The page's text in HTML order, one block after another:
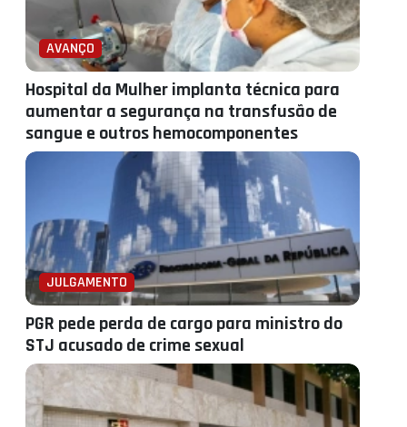
AVANÇO
Hospital da Mulher implanta técnica para
aumentar a segurança na transfusão de
sangue e outros hemocomponentes
JULGAMENTO
PGR pede perda de cargo para ministro do
STJ acusado de crime sexual